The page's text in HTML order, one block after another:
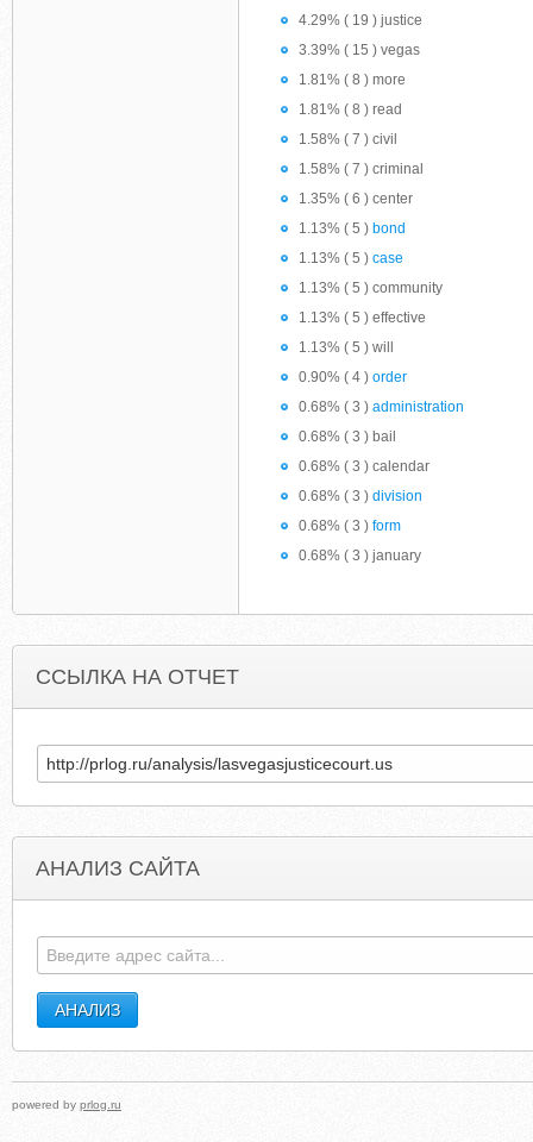
4.29% ( 19 ) justice
3.39% ( 15 ) vegas
1.81% ( 8 ) more
1.81% ( 8 ) read
1.58% ( 7 ) civil
1.58% ( 7 ) criminal
1.35% ( 6 ) center
1.13% ( 5 ) bond
1.13% ( 5 ) case
1.13% ( 5 ) community
1.13% ( 5 ) effective
1.13% ( 5 ) will
0.90% ( 4 ) order
0.68% ( 3 ) administration
0.68% ( 3 ) bail
0.68% ( 3 ) calendar
0.68% ( 3 ) division
0.68% ( 3 ) form
0.68% ( 3 ) january
ССЫЛКА НА ОТЧЕТ
АНАЛИЗ САЙТА
powered by prlog.ru